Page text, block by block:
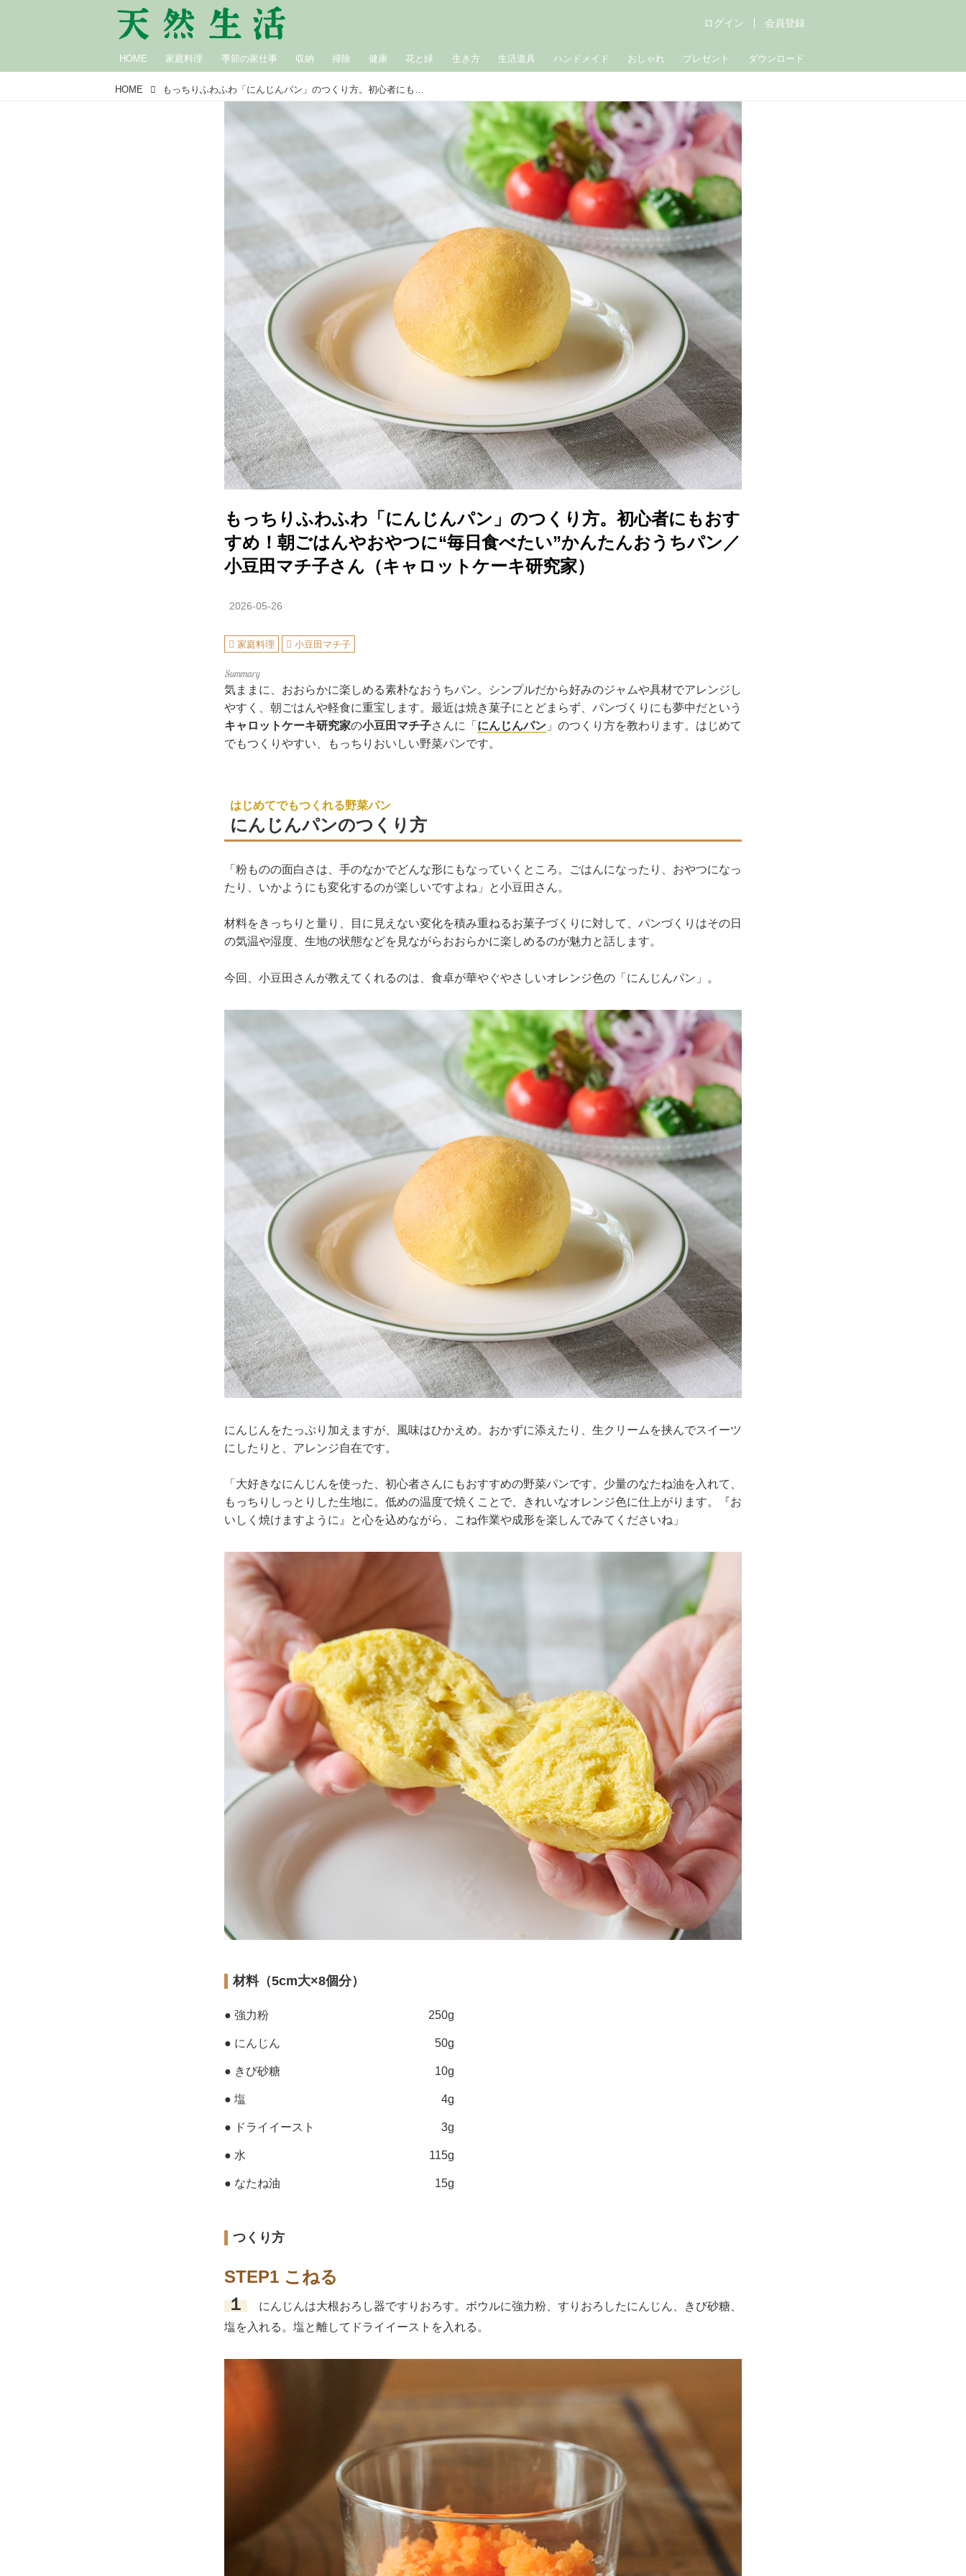
HOME 家庭料理 季節の家仕事 収納 掃除 健康 花と緑 生き方 生活道具 ハンドメイド おしゃれ プレゼント ダウンロード
ログイン 会員登録
HOME もっちりふわふわ「にんじんパン」のつくり方。初心者にもおすすめ！朝ごはんやおやつに“毎日食べたい”かんたんおうちパン／小豆田マチ子さん（キャロットケーキ研究家）
もっちりふわふわ「にんじんパン」のつくり方。初心者にもおす
すめ！朝ごはんやおやつに“毎日食べたい”かんたんおうちパン／
小豆田マチ子さん（キャロットケーキ研究家）
2026-05-26
家庭料理 小豆田マチ子
気ままに、おおらかに楽しめる素朴なおうちパン。シンプルだから好みのジャムや具材でアレンジし
やすく、朝ごはんや軽食に重宝します。最近は焼き菓子にとどまらず、パンづくりにも夢中だという
キャロットケーキ研究家の小豆田マチ子さんに「 にんじんパン 」のつくり方を教わります。はじめて
でもつくりやすい、もっちりおいしい野菜パンです。
はじめてでもつくれる野菜パン
にんじんパンのつくり方
「粉ものの面白さは、手のなかでどんな形にもなっていくところ。ごはんになったり、おやつになっ
たり、いかようにも変化するのが楽しいですよね」と小豆田さん。
材料をきっちりと量り、目に見えない変化を積み重ねるお菓子づくりに対して、パンづくりはその日
の気温や湿度、生地の状態などを見ながらおおらかに楽しめるのが魅力と話します。
今回、小豆田さんが教えてくれるのは、食卓が華やぐやさしいオレンジ色の「にんじんパン」。
にんじんをたっぷり加えますが、風味はひかえめ。おかずに添えたり、生クリームを挟んでスイーツ
にしたりと、アレンジ自在です。
「大好きなにんじんを使った、初心者さんにもおすすめの野菜パンです。少量のなたね油を入れて、
もっちりしっとりした生地に。低めの温度で焼くことで、きれいなオレンジ色に仕上がります。『お
いしく焼けますように』と心を込めながら、こね作業や成形を楽しんでみてくださいね」
材料（5cm大×8個分）
● 強力粉 250g
● にんじん 50g
● きび砂糖 10g
● 塩 4g
● ドライイースト 3g
● 水 115g
● なたね油 15g
つくり方
STEP1 こねる
１
にんじんは大根おろし器ですりおろす。ボウルに強力粉、すりおろしたにんじん、きび砂糖、
塩を入れる。塩と離してドライイーストを入れる。